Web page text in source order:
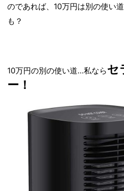
のであれば、10万円は別の使い
も？
10万円の別の使い道…私ならセ
ー ！